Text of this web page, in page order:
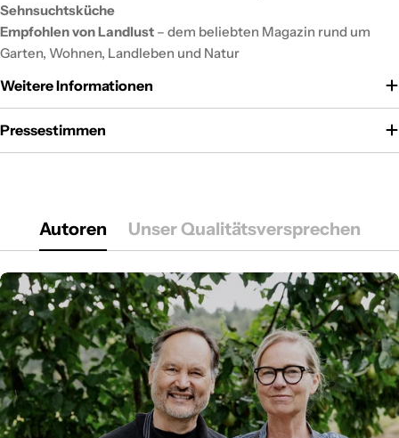
Sehnsuchtsküche
Empfohlen von Landlust – dem beliebten Magazin rund um
Garten, Wohnen, Landleben und Natur
Weitere Informationen
Pressestimmen
Autoren Unser Qualitätsversprechen